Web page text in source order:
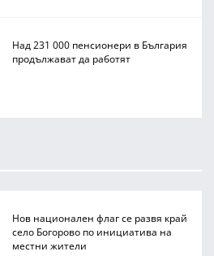
Над 231 000 пенсионери в България
продължават да работят
Нов национален флаг се развя край
село Богорово по инициатива на
местни жители